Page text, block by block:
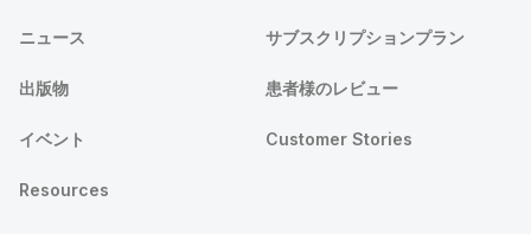
ニュース
出版物
イベント
Resources
サブスクリプションプラン
患者様のレビュー
Customer Stories